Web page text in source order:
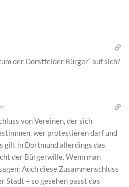
der Dorstfelder Bürger“ auf sich?
von Vereinen, der sich
wer protestieren darf und
gilt in Dortmund allerdings das
der Bürgerwille. Wenn man
Auch diese Zusammenschluss
Stadt – so gesehen passt das